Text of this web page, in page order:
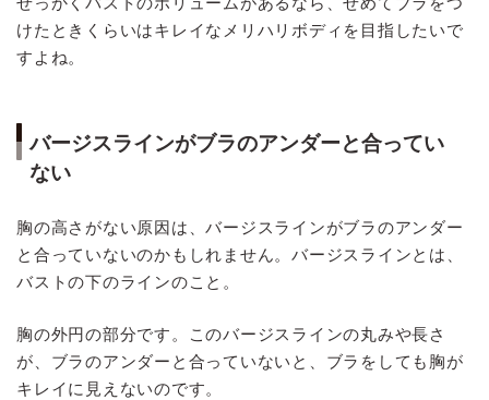
けたときくらいはキレイなメリハリボディを目指したいで
すよね。
バージスラインがブラのアンダーと合ってい
ない
胸の高さがない原因は、バージスラインがブラのアンダー
と合っていないのかもしれません。バージスラインとは、
バストの下のラインのこと。
胸の外円の部分です。このバージスラインの丸みや長さ
が、ブラのアンダーと合っていないと、ブラをしても胸が
キレイに見えないのです。